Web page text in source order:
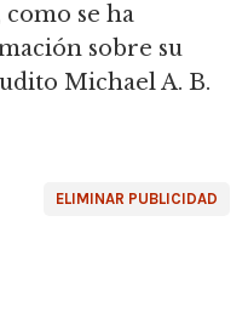
como se ha
sobre su
Michael A. B.
ELIMINAR PUBLICIDAD